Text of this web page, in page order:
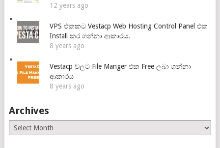
12 years ago
VPS එකකට Vestacp Web Hosting Control Panel එක
Install කර ගන්නා ආකාරය.
8 years ago
Vestacp වලට File Manger එක Free ලබා ගන්නා
ආකාරය
8 years ago
Archives
Archives